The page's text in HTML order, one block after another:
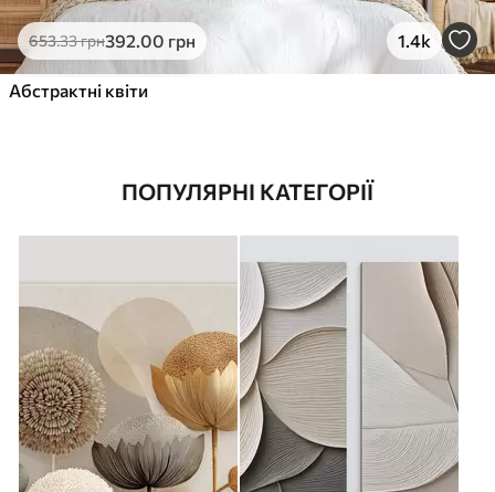
653.33грн392.00 грн 1.4k
Абстрактні квіти
ПОПУЛЯРНІ КАТЕГОРІЇ